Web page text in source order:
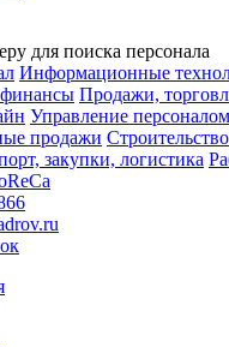
для поиска персонала
Информационные
Продажи,
Управление
продажи Строительство
закупки, логистика